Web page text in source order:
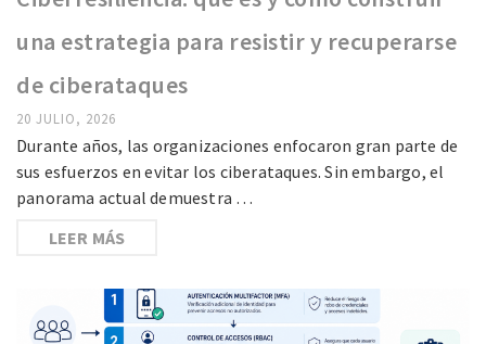
una estrategia para resistir y recuperarse
de ciberataques
20 JULIO, 2026
Durante años, las organizaciones enfocaron gran parte de
sus esfuerzos en evitar los ciberataques. Sin embargo, el
panorama actual demuestra …
LEER MÁS